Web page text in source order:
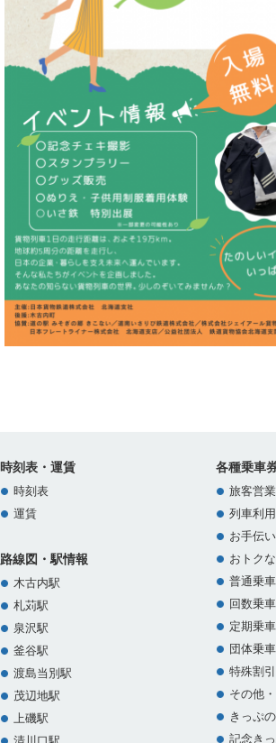
時刻表・運賃
時刻表
運賃
路線図・駅情報
木古内駅
札苅駅
泉沢駅
釜谷駅
渡島当別駅
茂辺地駅
上磯駅
各種乗車
旅客営
列車利
お手伝
おトク
普通乗
回数乗
定期乗
団体乗
特殊割
その他
きっぷ
記念き